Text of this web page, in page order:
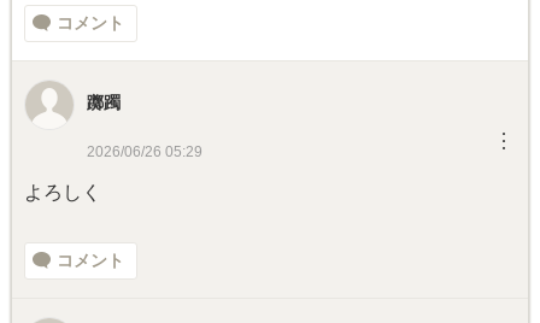
コメント
躑躅
2026/06/26 05:29 ︙
よろしく
コメント